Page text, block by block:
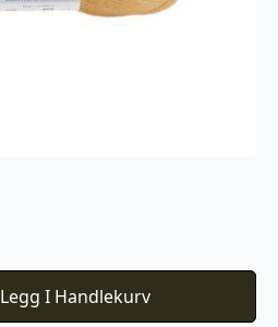
Legg I Handlekurv